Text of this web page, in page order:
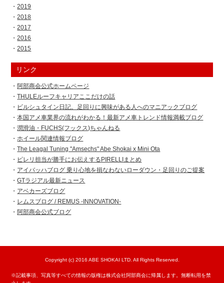
2019
2018
2017
2016
2015
リンク
阿部商会公式ホームページ
THULEルーフキャリアここだけの話
ビルシュタイン日記。足回りに興味がある人へのマニアックブログ
本国アメ車業界の流れがわかる！最新アメ車トレンド情報満載ブログ
潤滑油・FUCHS(フックス)ちゃんねる
ホイール関連情報ブログ
The Leagal Tuning "Amsechs" Abe Shokai x Mini Ota
ピレリ担当が勝手にお伝えするPIRELLIまとめ
アイバッハブログ 乗り心地を損なわないローダウン・足回りのご提案
GTラジアル最新ニュース
アベカーズブログ
レムスブログ / REMUS -INNOVATION-
阿部商会公式ブログ
Copyright (c) 2016 ABE SHOKAI LTD. All Rights Reserved.
※記載事項、写真等すべての情報の版権は株式会社阿部商会に帰属します。無断転用を禁